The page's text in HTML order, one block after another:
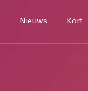
Nieuws Kort